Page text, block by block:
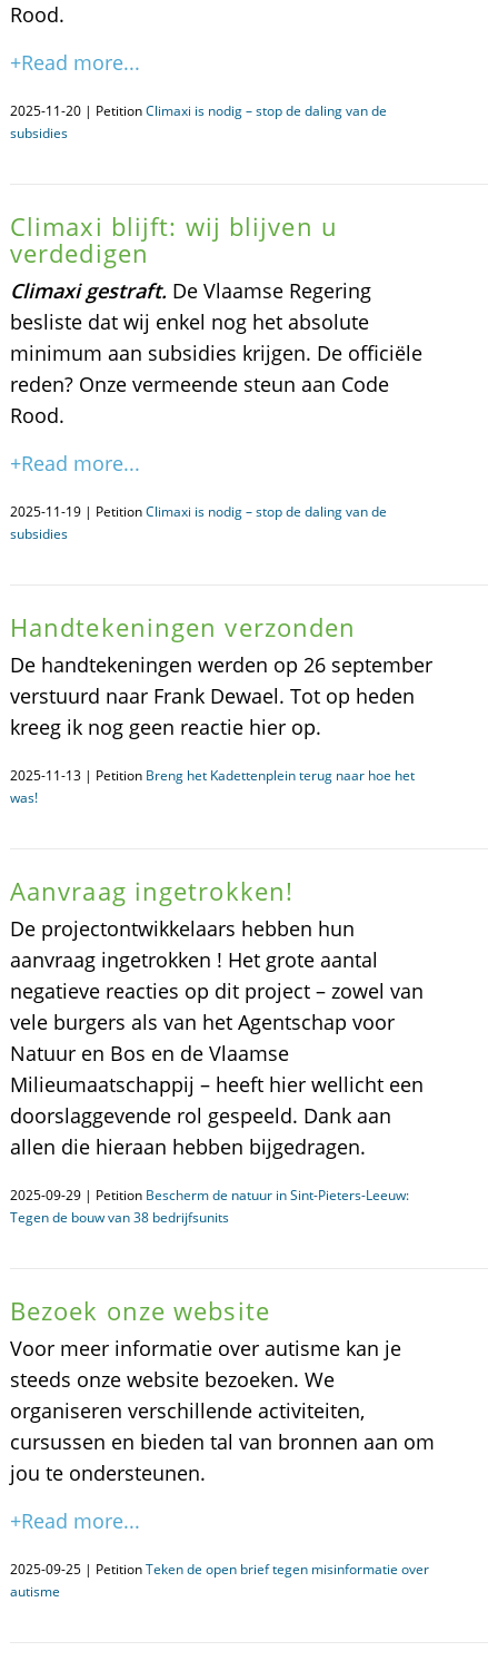
Rood.
+Read more...
2025-11-20 | PetitionClimaxi is nodig – stop de daling van de
subsidies
Climaxi blijft: wij blijven u
verdedigen
Climaxi gestraft. De Vlaamse Regering
besliste dat wij enkel nog het absolute
minimum aan subsidies krijgen. De officiële
reden? Onze vermeende steun aan Code
Rood.
+Read more...
2025-11-19 | PetitionClimaxi is nodig – stop de daling van de
subsidies
Handtekeningen verzonden
De handtekeningen werden op 26 september
verstuurd naar Frank Dewael. Tot op heden
kreeg ik nog geen reactie hier op.
2025-11-13 | Petition Breng het Kadettenplein terug naar hoe het
was!
Aanvraag ingetrokken!
De projectontwikkelaars hebben hun
aanvraag ingetrokken ! Het grote aantal
negatieve reacties op dit project – zowel van
vele burgers als van het Agentschap voor
Natuur en Bos en de Vlaamse
Milieumaatschappij – heeft hier wellicht een
doorslaggevende rol gespeeld. Dank aan
allen die hieraan hebben bijgedragen.
2025-09-29 | Petition Bescherm de natuur in Sint-Pieters-Leeuw:
Tegen de bouw van 38 bedrijfsunits
Bezoek onze website
Voor meer informatie over autisme kan je
steeds onze website bezoeken. We
organiseren verschillende activiteiten,
cursussen en bieden tal van bronnen aan om
jou te ondersteunen.
+Read more...
2025-09-25 | PetitionTeken de open brief tegen misinformatie over
autisme